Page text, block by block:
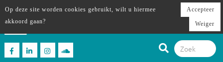
Op deze site worden cookies gebruikt, wilt u hiermee
akkoord gaan?
Accepteer
Weiger